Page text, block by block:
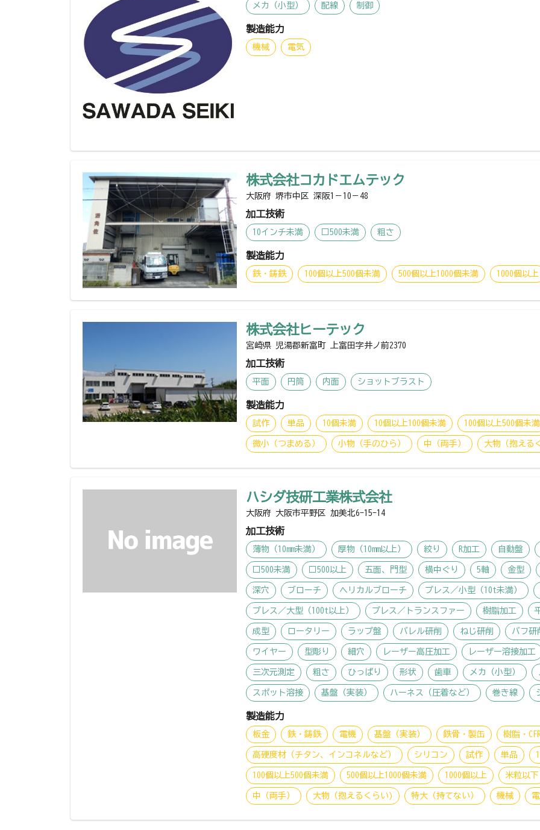
メカ（小型） 配線 制御
製造能力
機械 電気
株式会社コカドエムテック
大阪府 堺市中区 深阪1－10－48
加工技術
10インチ未満 □500未満 粗さ
製造能力
鉄・鋳鉄 100個以上500個未満 500個以上1000個未満 1000個以上
株式会社ヒーテック
宮崎県 児湯郡新富町 上富田字井ノ前2370
加工技術
平面 円筒 内面 ショットブラスト
製造能力
試作 単品 10個未満 10個以上100個未満 100個以上500個未満
微小（つまめる） 小物（手のひら） 中（両手） 大物（抱える
ハシダ技研工業株式会社
大阪府 大阪市平野区 加美北6-15-14
加工技術
薄物（10mm未満） 厚物（10mm以上） 絞り R加工 自動盤
□500未満 □500以上 五面、門型 横中ぐり 5軸 金型
深穴 ブローチ ヘリカルブローチ プレス／小型（10t未満）
プレス／大型（100t以上） プレス／トランスファー 樹脂加工
成型 ロータリー ラップ盤 バレル研削 ねじ研削 バフ研
ワイヤー 型彫り 細穴 レーザー高圧加工 レーザー溶接加工
三次元測定 粗さ ひっぱり 形状 歯車 メカ（小型）
スポット溶接 基盤（実装） ハーネス（圧着など） 巻き線
製造能力
板金 鉄・鋳鉄 電機 基盤（実装） 鉄骨・製缶 樹脂・
高硬度材（チタン、インコネルなど） シリコン 試作 単品
100個以上500個未満 500個以上1000個未満 1000個以上 米粒以下
中（両手） 大物（抱えるくらい) 特大（持てない） 機械